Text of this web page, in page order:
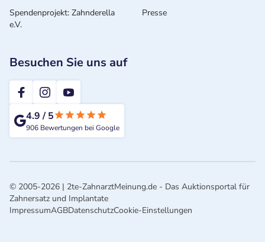
Spendenprojekt: Zahnderella
e.V.
Presse
Besuchen Sie uns auf
2te-ZahnarztMeinung
4.9/5
906 Bewertungen bei Google
© 2005-2026 | 2te-ZahnarztMeinung.de - Das Auktionsportal für
Zahnersatz und Implantate
ImpressumAGBDatenschutzCookie-Einstellungen